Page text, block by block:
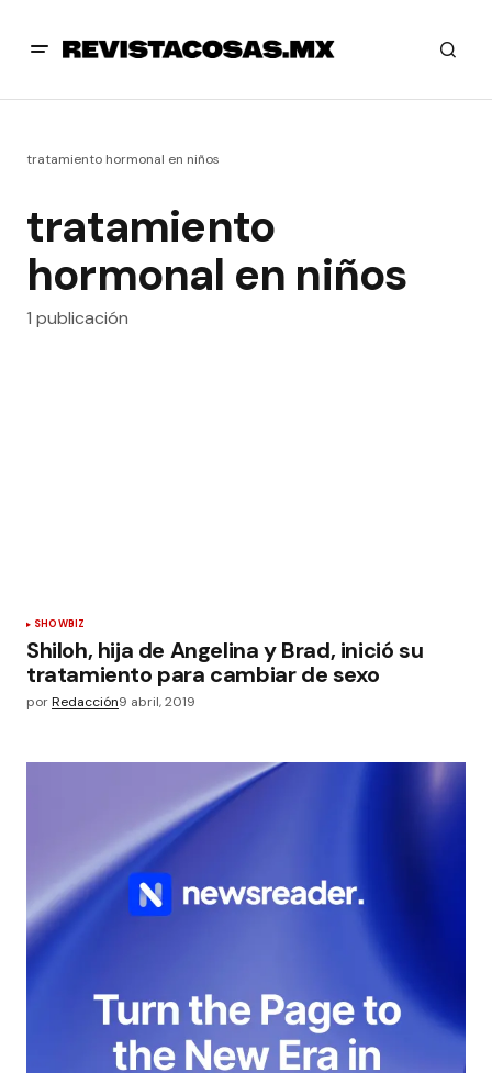
tratamiento hormonal en niños
tratamiento
hormonal en niños
1 publicación
SHOWBIZ
Shiloh, hija de Angelina y Brad, inició su
tratamiento para cambiar de sexo
porRedacción9 abril, 2019